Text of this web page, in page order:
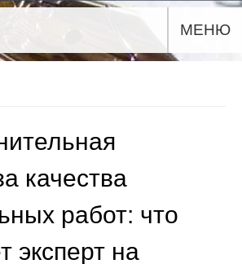
МЕНЮ
качества
работ: что
эксперт на